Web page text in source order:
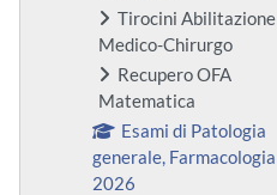
Tirocini Abilitazione
Medico-Chirurgo
Recupero OFA
Matematica
Esami di Patologia
generale, Farmacologia
2026